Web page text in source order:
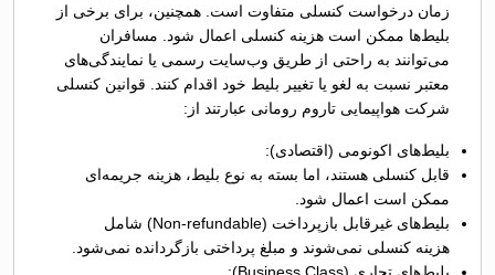
زمان درخواست کنسلی متفاوت است. همچنین، برای برخی از
بلیط‌ها ممکن است هزینه کنسلی اعمال شود. مسافران
می‌توانند به راحتی از طریق وب‌سایت رسمی یا نمایندگی‌های
معتبر نسبت به لغو یا تغییر بلیط خود اقدام کنند. قوانین کنسلی
شرکت هواپیمایی تاروم رومانی عبارتند از:
بلیط‌های اکونومی (اقتصادی):
قابل کنسلی هستند، اما بسته به نوع بلیط، هزینه جریمه‌ای
ممکن است اعمال شود.
بلیط‌های غیرقابل بازپرداخت (Non-refundable) شامل
هزینه کنسلی نمی‌شوند و مبلغ پرداختی بازگردانده نمی‌شود.
بلیط‌های تجاری (Business Class):